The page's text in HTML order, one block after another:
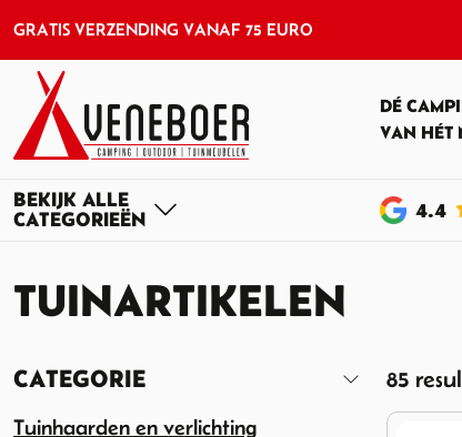
GRATIS VERZENDING VANAF 75 EURO
DÉ
VAN HÉT
4.4
TUINARTIKELEN
CATEGORIE
Tuinhaarden en verlichting
85